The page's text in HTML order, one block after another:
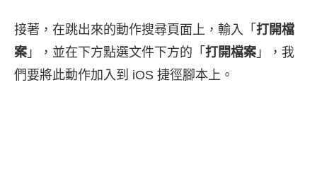
接著，在跳出來的動作搜尋頁面上，輸入「 打開檔
案 」，並在下方點選文件下方的「 打開檔案 」，我
們要將此動作加入到 iOS 捷徑腳本上。